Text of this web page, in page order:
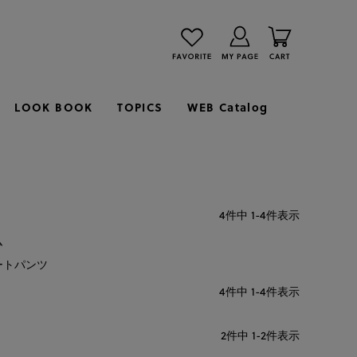
LOOK BOOK TOPICS WEB Catalog
4件中 1-4件表示
パンツ
4件中 1-4件表示
2件中 1-2件表示